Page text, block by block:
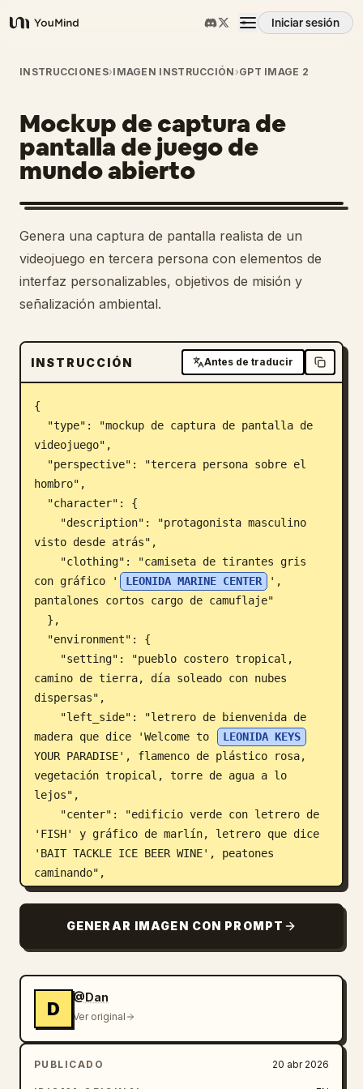
YouMind
Iniciar sesión
Resumen
Casos de uso
Habilidades
Prompts
Precios
Blog
Actualizaciones
INSTRUCCIONES›IMAGEN INSTRUCCIÓN ›GPT IMAGE 2
Mockup de captura de
pantalla de juego de
mundo abierto
Genera una captura de pantalla realista de un
videojuego en tercera persona con elementos de
interfaz personalizables, objetivos de misión y
señalización ambiental.
INSTRUCCIÓN Antes de traducir
{
videojuego",
hombro",
visto desde atrás",
con gráfico '
LEONIDA MARINE CENTER
',
pantalones cortos cargo de camuflaje"
camino de tierra, día soleado con nubes
dispersas",
madera que dice 'Welcome to
LEONIDA KEYS
YOUR PARADISE', flamenco de plástico rosa,
vegetación tropical, torre de agua a lo
lejos",
'FISH' y gráfico de marlín, letrero que dice
'BAIT TACKLE ICE BEER WINE', peatones
caminando",
    "right_side": "edificio de madera de dos
de neón 'Brian's Bar', camioneta estacionada,
motos de agua en un remolque"
  "ui_elements": {
    "count": 5,
    "components": [
      {
        "position": "arriba a la izquierda",
GENERAR IMAGEN CON PROMPT
D
@Dan
Ver original
PUBLICADO 20 abr 2026